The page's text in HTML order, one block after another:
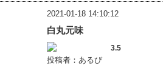
2021-01-18 14:10:12
白丸元味
3.5
投稿者：あるび